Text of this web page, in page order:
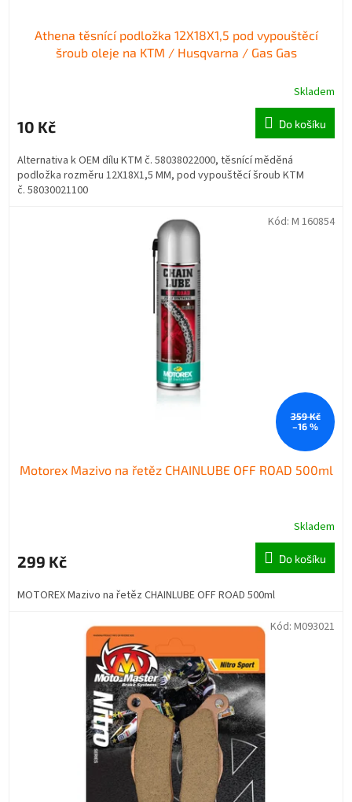
Athena těsnící podložka 12X18X1,5 pod vypouštěcí
šroub oleje na KTM / Husqvarna / Gas Gas
Skladem
10 Kč Do košíku
Alternativa k OEM dílu KTM č. 58038022000, těsnící měděná
podložka rozměru 12X18X1,5 MM, pod vypouštěcí šroub KTM
č. 58030021100
359 Kč
–16 %
Motorex Mazivo na řetěz CHAINLUBE OFF ROAD 500ml
Skladem
299 Kč Do košíku
MOTOREX Mazivo na řetěz CHAINLUBE OFF ROAD 500ml
Kód: M 160854
Kód: M093021